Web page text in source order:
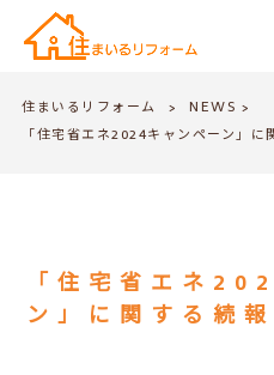
住まいるリフォーム > NEWS >
「住宅省エネ2024キャンペーン」に
「住宅省エネ
ン」に関する続報